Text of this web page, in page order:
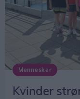
Mennesker
Kvinder